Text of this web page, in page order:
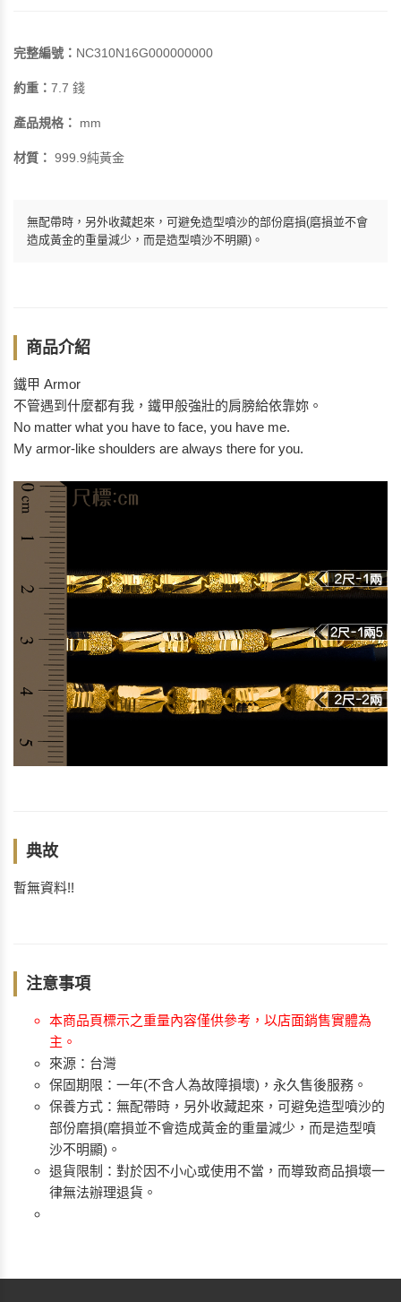
完整編號： NC310N16G000000000
約重： 7.7 錢
產品規格： mm
材質： 999.9純黃金
無配帶時，另外收藏起來，可避免造型噴沙的部份磨損(磨損並不會
造成黃金的重量減少，而是造型噴沙不明顯)。
商品介紹
鐵甲 Armor
不管遇到什麼都有我，鐵甲般強壯的肩膀給依靠妳。
No matter what you have to face, you have me.
My armor-like shoulders are always there for you.
典故
暫無資料!!
注意事項
本商品頁標示之重量內容僅供參考，以店面銷售實體為
主。
來源：台灣
保固期限：一年(不含人為故障損壞)，永久售後服務。
保養方式：無配帶時，另外收藏起來，可避免造型噴沙的
部份磨損(磨損並不會造成黃金的重量減少，而是造型噴
沙不明顯)。
退貨限制：對於因不小心或使用不當，而導致商品損壞一
律無法辦理退貨。